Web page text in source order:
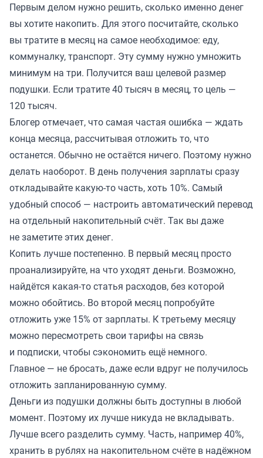
Первым делом нужно решить, сколько именно денег
вы хотите накопить. Для этого посчитайте, сколько
вы тратите в месяц на самое необходимое: еду,
коммуналку, транспорт. Эту сумму нужно умножить
минимум на три. Получится ваш целевой размер
подушки. Если тратите 40 тысяч в месяц, то цель —
120 тысяч.
Блогер отмечает, что самая частая ошибка — ждать
конца месяца, рассчитывая отложить то, что
останется. Обычно не остаётся ничего. Поэтому нужно
делать наоборот. В день получения зарплаты сразу
откладывайте какую-то часть, хоть 10%. Самый
удобный способ — настроить автоматический перевод
на отдельный накопительный счёт. Так вы даже
не заметите этих денег.
Копить лучше постепенно. В первый месяц просто
проанализируйте, на что уходят деньги. Возможно,
найдётся какая-то статья расходов, без которой
можно обойтись. Во второй месяц попробуйте
отложить уже 15% от зарплаты. К третьему месяцу
можно пересмотреть свои тарифы на связь
и подписки, чтобы сэкономить ещё немного.
Главное — не бросать, даже если вдруг не получилось
отложить запланированную сумму.
Деньги из подушки должны быть доступны в любой
момент. Поэтому их лучше никуда не вкладывать.
Лучше всего разделить сумму. Часть, например 40%,
хранить в рублях на накопительном счёте в надёжном